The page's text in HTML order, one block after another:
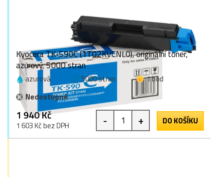
Kyocera TK-590C (1T02KVCNL0), originální toner,
azurový, 5000 stran
azurová 5000 stran
1 bod
Nedostupné
1 940 Kč
1 603 Kč bez DPH - + DO KOŠÍKU